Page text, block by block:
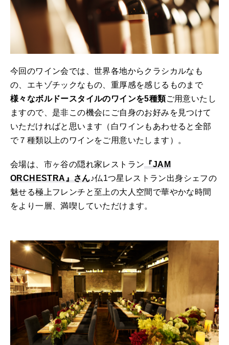
今回のワイン会では、世界各地からクラシカルなも
の、エキゾチックなもの、重厚感を感じるものまで
様々なボルドースタイルのワインを5種類ご用意いたし
ますので、是非この機会にご自身のお好みを見つけて
いただければと思います（白ワインもあわせると全部
で７種類以上のワインをご用意いたします）。
会場は、市ヶ谷の隠れ家レストラン『JAM
ORCHESTRA』さん♪仏1つ星レストラン出身シェフの
魅せる極上フレンチと至上の大人空間で華やかな時間
をより一層、満喫していただけます。